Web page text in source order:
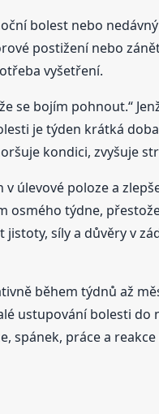
bolest nebo
postižení nebo
vyšetření.
se bojím pohnout.“
je týden krátká
kondici, zvyšuje
úlevové poloze a
týdne,
síly a důvěry v
během týdnů až
ustupování bolesti do
spánek, práce a